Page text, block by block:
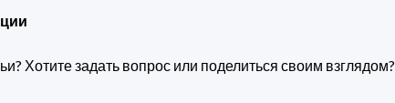
Хотите задать вопрос или поделиться своим взглядом?